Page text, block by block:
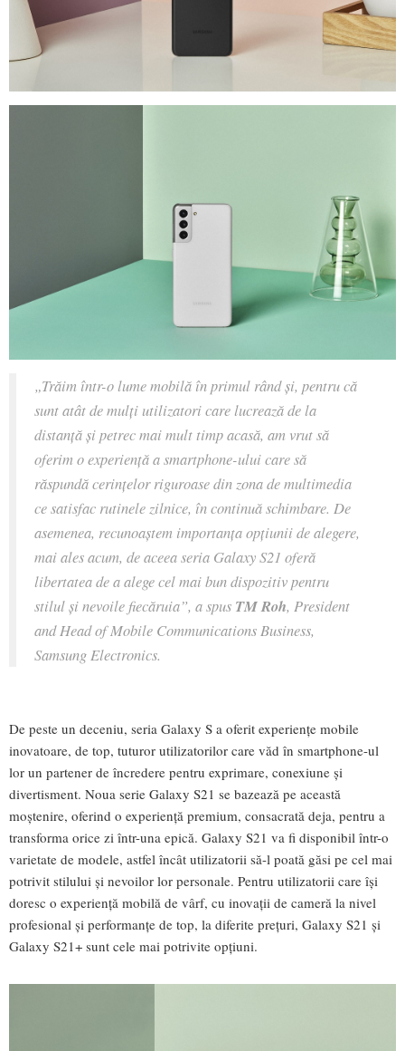
„Trăim într-o lume mobilă în primul rând și, pentru că
sunt atât de mulți utilizatori care lucrează de la
distanță și petrec mai mult timp acasă, am vrut să
oferim o experiență a smartphone-ului care să
răspundă cerințelor riguroase din zona de multimedia
ce satisfac rutinele zilnice, în continuă schimbare. De
asemenea, recunoaștem importanța opțiunii de alegere,
mai ales acum, de aceea seria Galaxy S21 oferă
libertatea de a alege cel mai bun dispozitiv pentru
stilul și nevoile fiecăruia”, a spus TM Roh, President
and Head of Mobile Communications Business,
Samsung Electronics.
De peste un deceniu, seria Galaxy S a oferit experiențe mobile
inovatoare, de top, tuturor utilizatorilor care văd în smartphone-ul
lor un partener de încredere pentru exprimare, conexiune și
divertisment. Noua serie Galaxy S21 se bazează pe această
moștenire, oferind o experiență premium, consacrată deja, pentru a
transforma orice zi într-una epică. Galaxy S21 va fi disponibil într-o
varietate de modele, astfel încât utilizatorii să-l poată găsi pe cel mai
potrivit stilului și nevoilor lor personale. Pentru utilizatorii care își
doresc o experiență mobilă de vârf, cu inovații de cameră la nivel
profesional și performanțe de top, la diferite prețuri, Galaxy S21 și
Galaxy S21+ sunt cele mai potrivite opțiuni.